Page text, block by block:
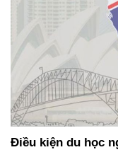
Điều kiện du học